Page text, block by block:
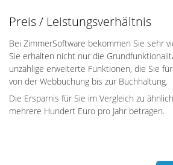
Preis / Leistungsverhältnis
Bei ZimmerSoftware bekommen Sie sehr
Sie erhalten nicht nur die
unzählige erweiterte Funktionen, die Sie
von der Webbuchung bis zur Buchhaltung.
Die Ersparnis für Sie im Vergleich zu
mehrere Hundert Euro pro Jahr betragen.